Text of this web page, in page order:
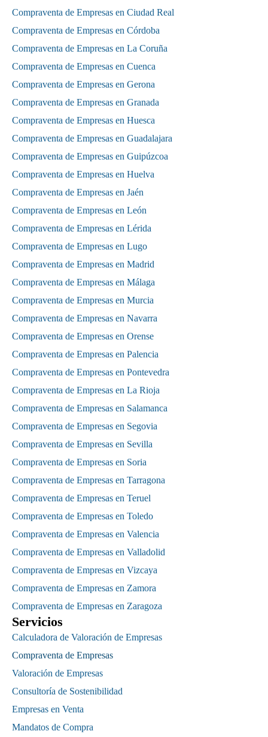
Compraventa de Empresas en Ciudad Real
Compraventa de Empresas en Córdoba
Compraventa de Empresas en La Coruña
Compraventa de Empresas en Cuenca
Compraventa de Empresas en Gerona
Compraventa de Empresas en Granada
Compraventa de Empresas en Huesca
Compraventa de Empresas en Guadalajara
Compraventa de Empresas en Guipúzcoa
Compraventa de Empresas en Huelva
Compraventa de Empresas en Jaén
Compraventa de Empresas en León
Compraventa de Empresas en Lérida
Compraventa de Empresas en Lugo
Compraventa de Empresas en Madrid
Compraventa de Empresas en Málaga
Compraventa de Empresas en Murcia
Compraventa de Empresas en Navarra
Compraventa de Empresas en Orense
Compraventa de Empresas en Palencia
Compraventa de Empresas en Pontevedra
Compraventa de Empresas en La Rioja
Compraventa de Empresas en Salamanca
Compraventa de Empresas en Segovia
Compraventa de Empresas en Sevilla
Compraventa de Empresas en Soria
Compraventa de Empresas en Tarragona
Compraventa de Empresas en Teruel
Compraventa de Empresas en Toledo
Compraventa de Empresas en Valencia
Compraventa de Empresas en Valladolid
Compraventa de Empresas en Vizcaya
Compraventa de Empresas en Zamora
Compraventa de Empresas en Zaragoza
Servicios
Calculadora de Valoración de Empresas
Compraventa de Empresas
Valoración de Empresas
Consultoría de Sostenibilidad
Empresas en Venta
Mandatos de Compra